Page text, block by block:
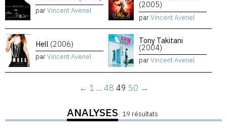
parVincent Avenel
(2005)
parVincent Avenel
Hell (2006)
parVincent Avenel
Tony Takitani
(2004)
parVincent Avenel
← 1 … 48 49 50 →
ANALYSES 19 résultats